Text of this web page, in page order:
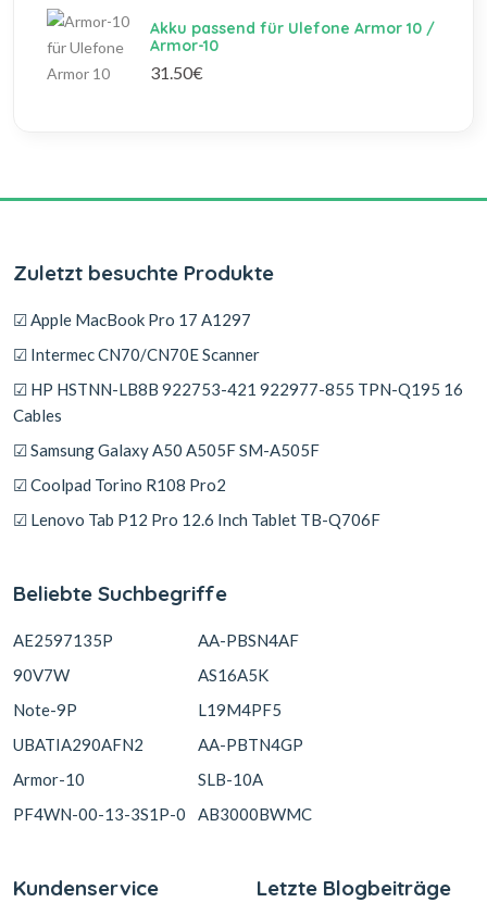
Akku passend für Ulefone Armor 10 /
Armor-10
31.50€
Zuletzt besuchte Produkte
☑ Apple MacBook Pro 17 A1297
☑ Intermec CN70/CN70E Scanner
☑ HP HSTNN-LB8B 922753-421 922977-855 TPN-Q195 16
Cables
☑ Samsung Galaxy A50 A505F SM-A505F
☑ Coolpad Torino R108 Pro2
☑ Lenovo Tab P12 Pro 12.6 Inch Tablet TB-Q706F
Beliebte Suchbegriffe
AE2597135P
90V7W
Note-9P
UBATIA290AFN2
Armor-10
PF4WN-00-13-3S1P-0
AA-PBSN4AF
AS16A5K
L19M4PF5
AA-PBTN4GP
SLB-10A
AB3000BWMC
Kundenservice Letzte Blogbeiträge